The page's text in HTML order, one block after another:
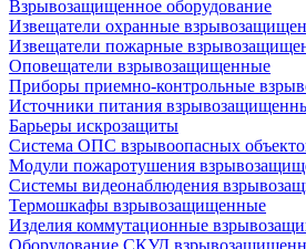
Взрывозащищенное оборудование
Извещатели охранные
Извещатели пожарные
Оповещатели взрывозащищенные
Приборы приемно-контрольные
Источники питания
Барьеры искрозащиты
Система ОПС взрывоопасных
Модули пожаротушения
Системы видеонаблюдения
Термошкафы взрывозащищенные
Изделия коммутационные
Оборудование СКУД